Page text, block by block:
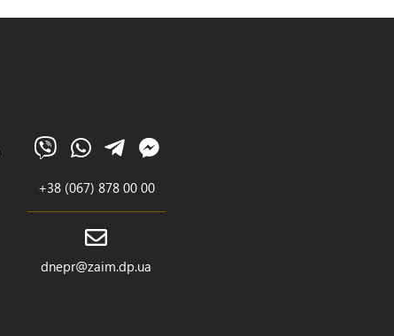
+38 (067) 878 00 00
dnepr@zaim.dp.ua